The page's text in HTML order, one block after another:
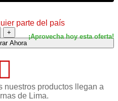
parte del país
Ahora
nuestros productos llegan a
de Lima.